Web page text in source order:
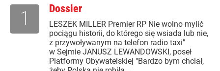
Dossier
LESZEK MILLER Premier RP Nie wolno mylić
pociągu historii, do którego się wsiada lub nie,
z przywoływanym na telefon radio taxi"
w Sejmie JANUSZ LEWANDOWSKI, poseł
Platformy Obywatelskiej "Bardzo bym chciał,
1